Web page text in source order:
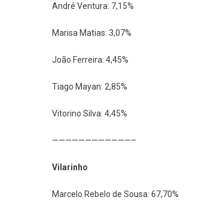
André Ventura: 7,15%
Marisa Matias: 3,07%
João Ferreira: 4,45%
Tiago Mayan: 2,85%
Vitorino Silva: 4,45%
————————————–
Vilarinho
Marcelo Rebelo de Sousa: 67,70%